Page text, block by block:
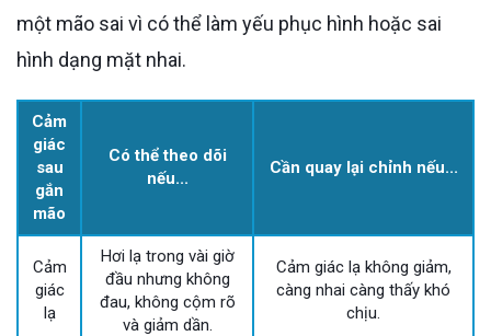
một mão sai vì có thể làm yếu phục hình hoặc sai
hình dạng mặt nhai.
Cảm
giác
sau
gắn
mão
Có thể theo dõi
nếu...
Cần quay lại chỉnh nếu...
Cảm
giác
lạ
Hơi lạ trong vài giờ
đầu nhưng không
đau, không cộm rõ
và giảm dần.
Cảm giác lạ không giảm,
càng nhai càng thấy khó
chịu.